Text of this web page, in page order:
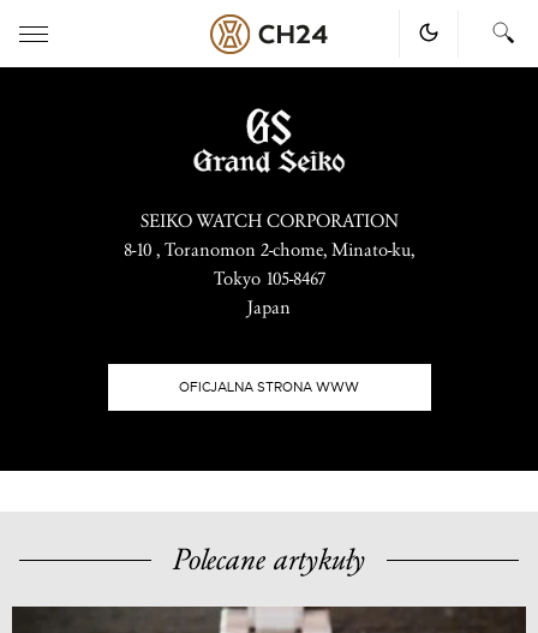
SEIKO WATCH CORPORATION
8-10 , Toranomon 2-chome, Minato-ku,
Tokyo 105-8467
Japan
OFICJALNA STRONA WWW
Polecane artykuły